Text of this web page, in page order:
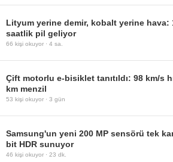
Lityum yerine demir, kobalt yerine hava:
saatlik pil geliyor
66 kişi okuyor · 4 sa.
Çift motorlu e-bisiklet tanıtıldı: 98 km/s
km menzil
53 kişi okuyor · 3 gün
Samsung'un yeni 200 MP sensörü tek
bit HDR sunuyor
46 kişi okuyor · 23 dk.